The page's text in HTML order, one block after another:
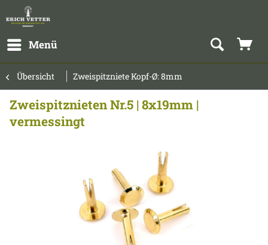
Menü
Übersicht Zweispitzniete Kopf-Ø: 8mm
Zweispitznieten Nr.5 | 8x19mm |
vermessingt